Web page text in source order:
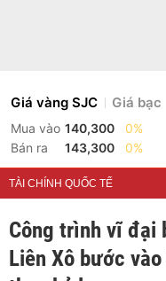
Giá vàng SJC Giá bạc
Mua vào 140,300
0%
Bán ra
143,300 0%
TÀI CHÍNH QUỐC TẾ
Công trình vĩ đại
Liên Xô bước